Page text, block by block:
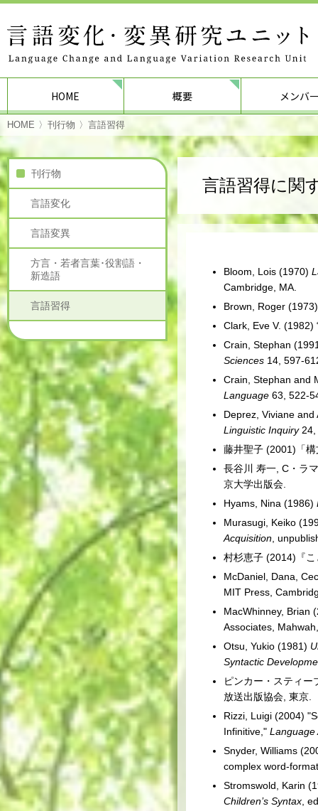
HOME 概要 メンバ
HOME 刊行物 言語習得
刊行物
言語変化
言語変異
方言・若者言葉･役割語・
新造語
言語習得
言語習得に関
Bloom, Lois (1970)
Cambridge, MA.
Brown, Roger
Clark, Eve V. (1982)
Crain, Stephan
Sciences 14, 597-
Crain, Stephan and
Language 63, 522-
Deprez, Viviane
Linguistic Inquiry24,
藤井聖子 (2001)「
長谷川 寿一, C・ラ
京大学出版会.
Hyams, Nina (1986)
Murasugi, Keiko
Acquisition ,
村杉恵子 (2014)『
McDaniel, Dana,
MIT Press,
MacWhinney, Brian
Associates,
Otsu, Yukio (1981)
Syntactic
ピンカー・スティ
放送出版協会, 東京.
Rizzi, Luigi (2004)
Infinitive," Language
Snyder, Williams
complex word-
Stromswold, Karin
Children’s Syntax ,